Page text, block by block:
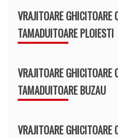
VRAJITOARE GHICITOARE
TAMADUITOARE PLOIESTI
VRAJITOARE GHICITOARE
TAMADUITOARE BUZAU
VRAJITOARE GHICITOARE